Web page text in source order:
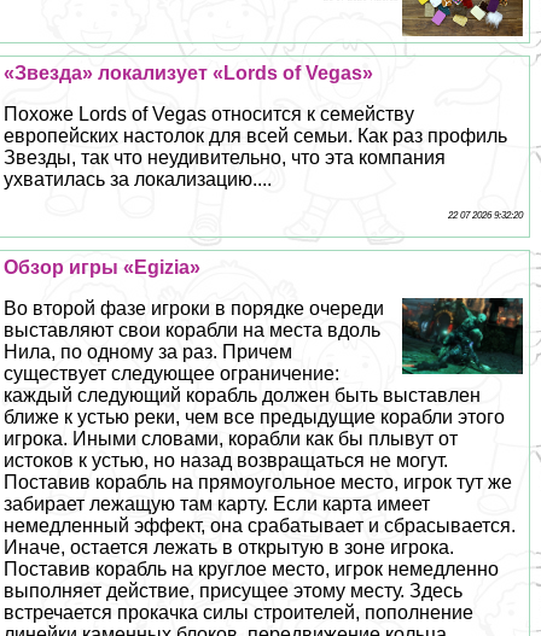
«Звезда» локализует «Lords of Vegas»
Похоже Lords of Vegas относится к семейству
европейских настолок для всей семьи. Как раз профиль
Звезды, так что неудивительно, что эта компания
ухватилась за локализацию....
22 07 2026 9:32:20
Обзор игры «Egizia»
Во второй фазе игроки в порядке очереди
выставляют свои корабли на места вдоль
Нила, по одному за раз. Причем
существует следующее ограничение:
каждый следующий корабль должен быть выставлен
ближе к устью реки, чем все предыдущие корабли этого
игрока. Иными словами, корабли как бы плывут от
истоков к устью, но назад возвращаться не могут.
Поставив корабль на прямоугольное место, игрок тут же
забирает лежащую там карту. Если карта имеет
немедленный эффект, она сpaбатывает и сбрасывается.
Иначе, остается лежать в открытую в зоне игрока.
Поставив корабль на круглое место, игрок немедленно
выполняет действие, присущее этому месту. Здесь
встречается прокачка силы строителей, пополнение